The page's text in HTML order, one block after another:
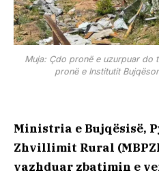
Muja: Çdo pronë e uzurpuar do
pronë e Institutit
Ministria e Bujqësisë,
Zhvillimit Rural
vazhduar zbatimin e